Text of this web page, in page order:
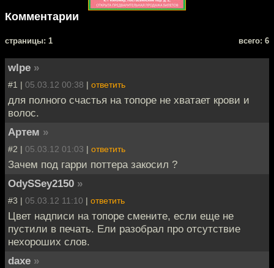
Комментарии
cтраницы: 1 всего: 6
wlpe »
#1 | 05.03.12 00:38 | ответить
для полного счастья на топоре не хватает крови и
волос.
Артем »
#2 | 05.03.12 01:03 | ответить
Зачем под гарри поттера закосил ?
OdySSey2150 »
#3 | 05.03.12 11:10 | ответить
Цвет надписи на топоре смените, если еще не
пустили в печать. Ели разобрал про отсутствие
нехороших слов.
daxe »